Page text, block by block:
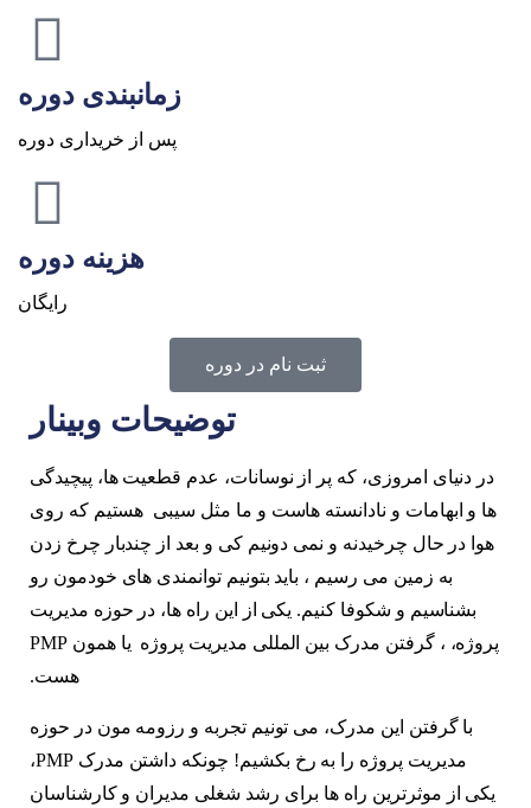
زمانبندی دوره
پس از خریداری دوره
هزینه دوره
رایگان
ثبت نام در دوره
توضیحات وبینار
در دنیای امروزی، که پر از نوسانات، عدم قطعیت ها، پیچیدگی
ها و ابهامات و نادانسته هاست و ما مثل سیبی هستیم که روی
هوا در حال چرخیدنه و نمی دونیم کی و بعد از چندبار چرخ زدن
به زمین می رسیم ، باید بتونیم توانمندی های خودمون رو
بشناسیم و شکوفا کنیم. یکی از این راه ها، در حوزه مدیریت
پروژه، ، گرفتن مدرک بین المللی مدیریت پروژه یا همون PMP
هست.
با گرفتن این مدرک، می تونیم تجربه و رزومه مون در حوزه
مدیریت پروژه را به رخ بکشیم! چونکه داشتن مدرک PMP،
یکی از موثرترین راه ها برای رشد شغلی مدیران و کارشناسان